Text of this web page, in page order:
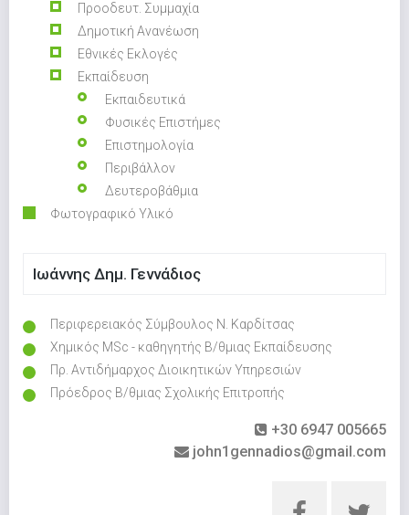
Προοδευτ. Συμμαχία
Δημοτική Ανανέωση
Εθνικές Εκλογές
Εκπαίδευση
Εκπαιδευτικά
Φυσικές Επιστήμες
Επιστημολογία
Περιβάλλον
Δευτεροβάθμια
Φωτογραφικό Υλικό
Ιωάννης Δημ. Γεννάδιος
Περιφερειακός Σύμβουλος Ν. Καρδίτσας
Χημικός MSc - καθηγητής Β/θμιας Εκπαίδευσης
Πρ. Αντιδήμαρχος Διοικητικών Υπηρεσιών
Πρόεδρος Β/θμιας Σχολικής Επιτροπής
+30 6947 005665
john1gennadios@gmail.com